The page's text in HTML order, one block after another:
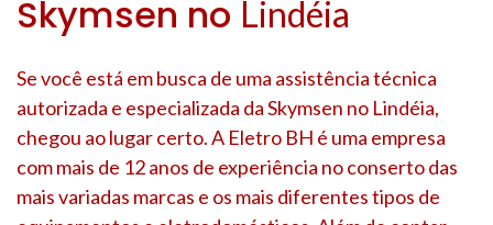
Skymsen no Lindéia
Se você está em busca de uma assistência técnica
autorizada e especializada da Skymsen no Lindéia,
chegou ao lugar certo. A Eletro BH é uma empresa
com mais de 12 anos de experiência no conserto das
mais variadas marcas e os mais diferentes tipos de